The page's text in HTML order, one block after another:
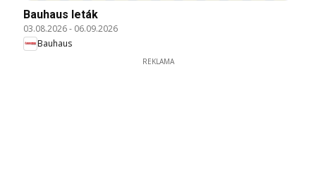
Bauhaus leták
03.08.2026- 06.09.2026
Bauhaus
REKLAMA